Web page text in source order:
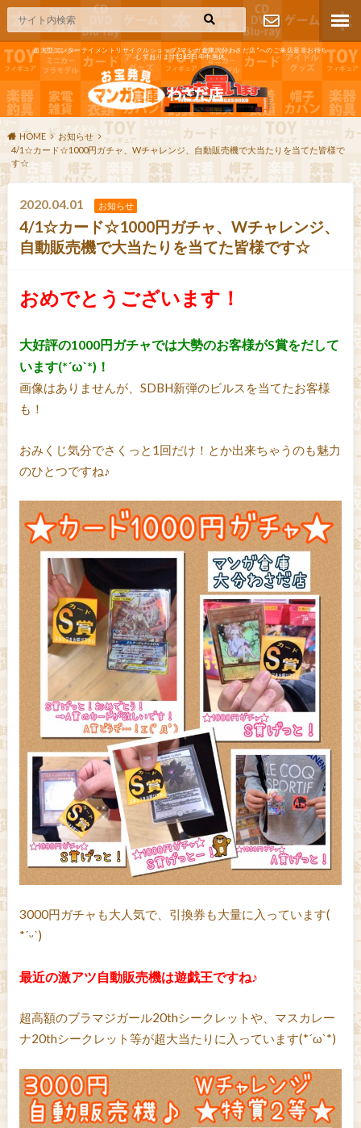
超大型エンターテイメントリサイクルショップ"マンガ倉庫大分わさだ店"へのご来店是非お待ち
しております!365日年中無休
お問い合わ
せ
HOME
お知らせ
4/1☆カード☆1000円ガチャ、Wチャレンジ、自動販売機で大当たりを当てた皆様で
す☆
2020.04.01 お知らせ
4/1☆カード☆1000円ガチャ、Wチャレンジ、
自動販売機で大当たりを当てた皆様です☆
おめでとうございます！
大好評の1000円ガチャでは大勢のお客様がS賞をだして
います(*´ω`*)！
画像はありませんが、SDBH新弾のビルスを当てたお客様
も！
おみくじ気分でさくっと1回だけ！とか出来ちゃうのも魅力
のひとつですね♪
3000円ガチャも大人気で、引換券も大量に入っています(
*ˊᵕˋ)
最近の激アツ自動販売機は遊戯王ですね♪
超高額のブラマジガール20thシークレットや、マスカレー
ナ20thシークレット等が超大当たりに入っています(*´ω`*)